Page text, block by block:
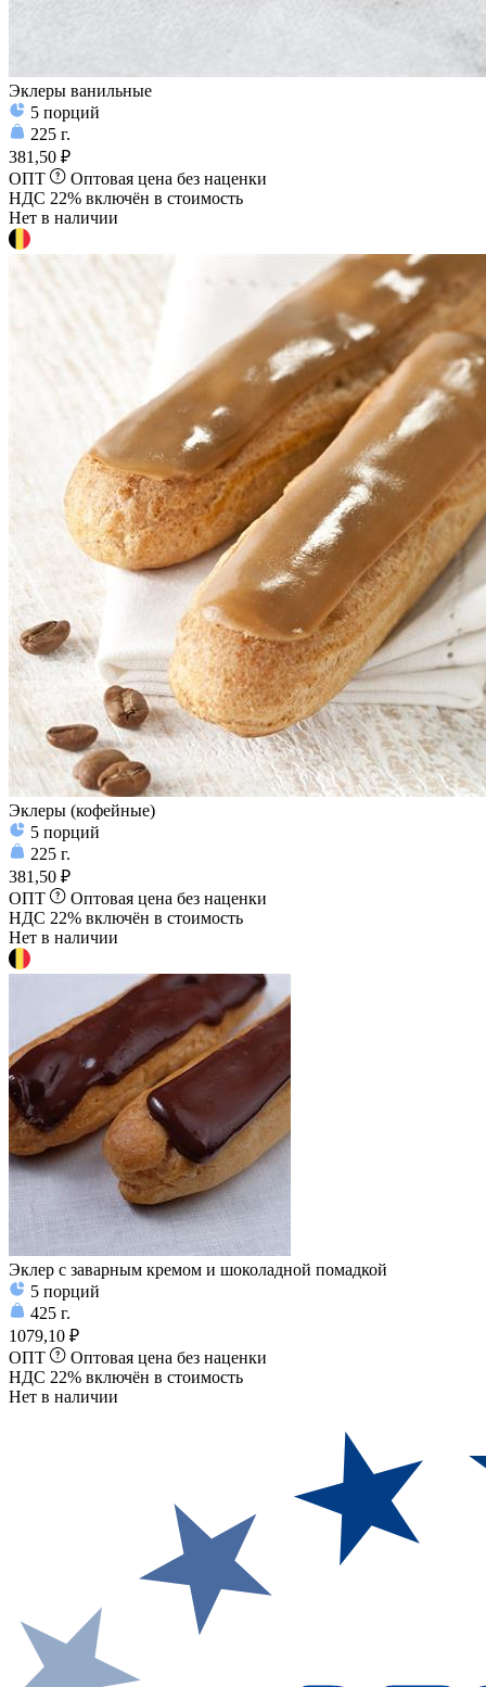
Эклеры ванильные
5 порций
225 г.
381,50 ₽
ОПТ
Оптовая цена без наценки
НДС 22% включён в стоимость
Нет в наличии
Эклеры (кофейные)
5 порций
225 г.
381,50 ₽
ОПТ
Оптовая цена без наценки
НДС 22% включён в стоимость
Нет в наличии
Эклер с заварным кремом и шоколадной помадкой
5 порций
425 г.
1079,10 ₽
ОПТ
Оптовая цена без наценки
НДС 22% включён в стоимость
Нет в наличии